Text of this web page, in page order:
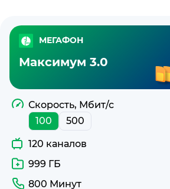
Тарифы
недорогим
интернетом
МегаФон
МЕГАФОН
Максимум 3.0
Скорость, Мбит/с
100
500
120 каналов
999 ГБ
800 Минут